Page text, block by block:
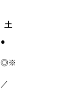
土
●
◎※
／